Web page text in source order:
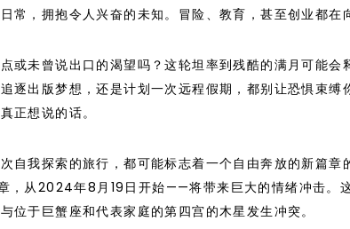
常，拥抱令人兴奋的未知。冒险、教育，甚至创业都
或未曾说出口的渴望吗？这轮坦率到残酷的满月可能会
逐出版梦想，还是计划一次远程假期，都别让恐惧束缚
正想说的话。
自我探索的旅行，都可能标志着一个自由奔放的新篇
，从2024年8月19日开始——将带来巨大的情绪冲击。
位于巨蟹座和代表家庭的第四宫的木星发生冲突。